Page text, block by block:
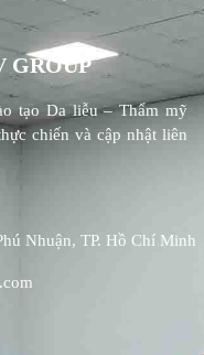
GROUP
tạo Da liễu – Thẩm mỹ
chiến và cập nhật liên
Nhuận, TP. Hồ Chí Minh